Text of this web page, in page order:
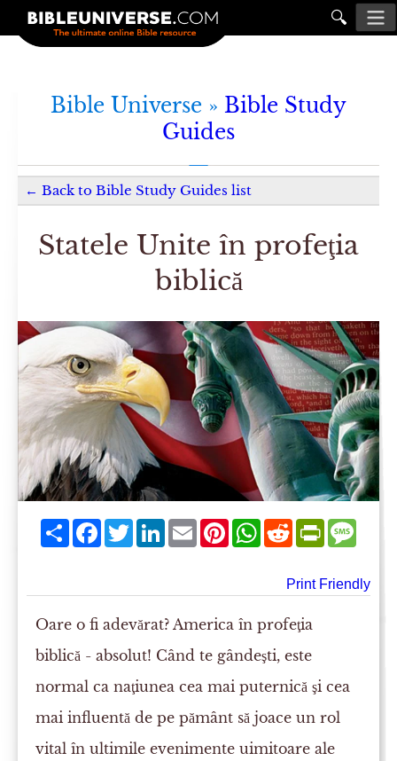
🔍
Bible Universe » Bible Study
Guides
← Back to Bible Study Guides list
Statele Unite în profeţia
biblică
ShareFacebookTwitterLinkedIn
EmailPinterestWhatsApp
Reddit
Print Friendly
Oare o fi adevărat? America în profeţia
biblică - absolut! Când te gândeşti, este
normal ca naţiunea cea mai puternică şi cea
mai influentă de pe pământ să joace un rol
vital în ultimile evenimente uimitoare ale